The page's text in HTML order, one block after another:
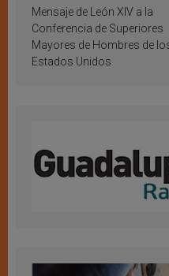
inspiración y
Mensaje de León XIV a la
Conferencia de Superiores
Mayores de Hombres de
Estados Unidos